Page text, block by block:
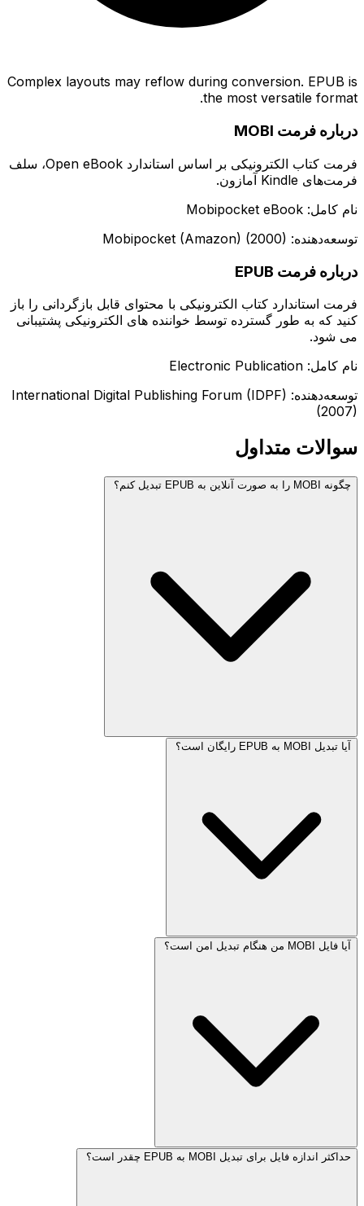
Complex layouts may reflow during conversion. EPUB is
the most versatile format.
درباره فرمت MOBI
فرمت کتاب الکترونیکی بر اساس استاندارد Open eBook، سلف
فرمت‌های Kindle آمازون.
نام کامل: Mobipocket eBook
توسعه‌دهنده: Mobipocket (Amazon) (2000)
درباره فرمت EPUB
فرمت استاندارد کتاب الکترونیکی با محتوای قابل بازگردانی را باز
کنید که به طور گسترده توسط خواننده های الکترونیکی پشتیبانی
می شود.
نام کامل: Electronic Publication
توسعه‌دهنده: International Digital Publishing Forum (IDPF)
(2007)
سوالات متداول
چگونه MOBI را به صورت آنلاین به EPUB تبدیل کنم؟
آیا تبدیل MOBI به EPUB رایگان است؟
آیا فایل MOBI من هنگام تبدیل امن است؟
حداکثر اندازه فایل برای تبدیل MOBI به EPUB چقدر است؟